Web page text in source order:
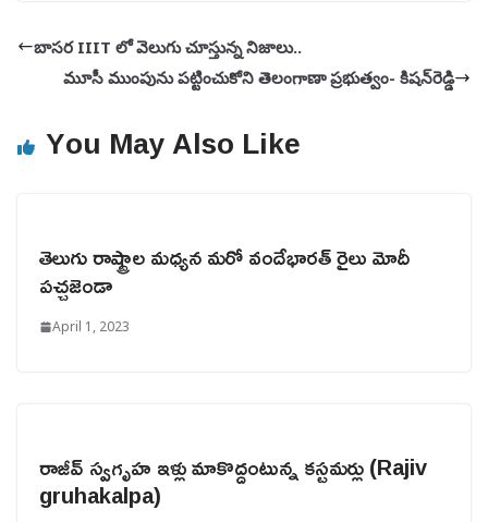
బాసర IIIT లో వెలుగు చూస్తున్న నిజాలు..
మూసీ ముంపును పట్టించుకోని తెలంగాణా ప్రభుత్వం- కిషన్‌రెడ్డి
You May Also Like
తెలుగు రాష్ట్రాల మధ్యన మరో వందేభారత్ రైలు మోదీ
పచ్చజెండా
April 1, 2023
రాజీవ్ స్వగృహ ఇళ్లు మాకొద్దంటున్న కస్టమర్లు (Rajiv
gruhakalpa)